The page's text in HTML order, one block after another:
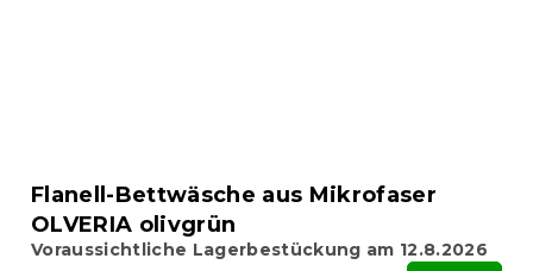
Flanell-Bettwäsche aus Mikrofaser
OLVERIA olivgrün
Voraussichtliche Lagerbestückung am 12.8.2026